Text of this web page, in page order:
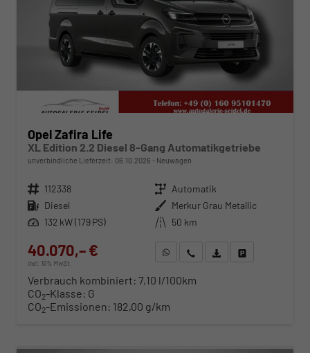
Opel Zafira Life
XL Edition 2.2 Diesel 8-Gang Automatikgetriebe
unverbindliche Lieferzeit: 06.10.2026 Neuwagen
Fahrzeugnr. 112338 Getriebe Automatik
Kraftstoff Diesel Außenfarbe Merkur Grau Metallic
Leistung 132 kW (179 PS) Kilometerstand 50 km
40.070,– €
incl. 19% MwSt.
WhatsApp anfragen
Wir rufen Sie anFahrzeugexposé (PDF)
Verbrauch kombiniert: 7,10 l/100km
CO2-Klasse: G
CO2-Emissionen: 182,00 g/km